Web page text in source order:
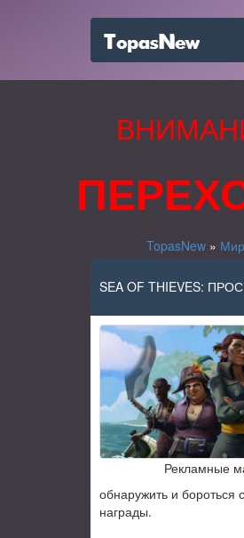
TopasNew»
SEA OF THIEVES:
Рекламные
обнаружить и бороться
награды.